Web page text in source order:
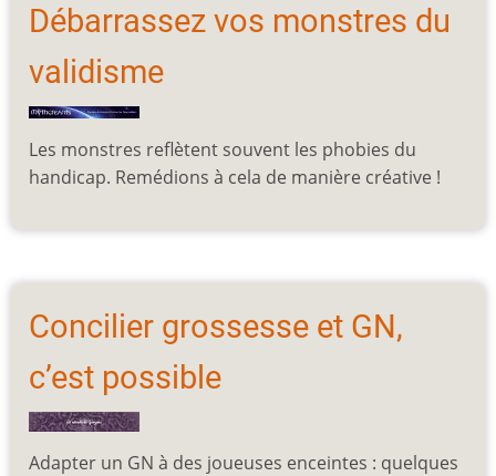
Débarrassez vos monstres du
validisme
Les monstres reflètent souvent les phobies du
handicap. Remédions à cela de manière créative !
Concilier grossesse et GN,
c’est possible
Adapter un GN à des joueuses enceintes : quelques